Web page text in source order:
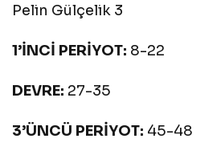
Pelin Gülçelik 3
1’İNCİ PERİYOT: 8-22
DEVRE: 27-35
3’ÜNCÜ PERİYOT: 45-48